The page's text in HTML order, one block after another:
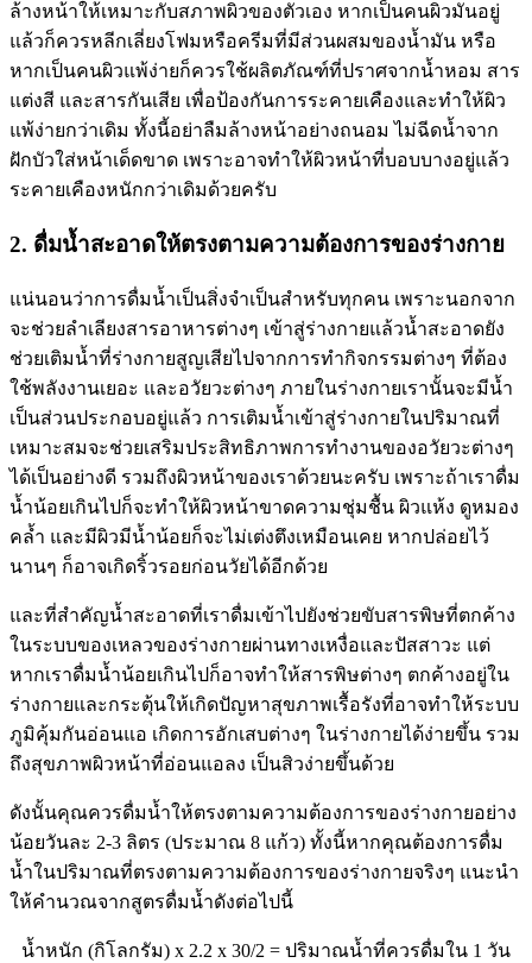
ล้างหน้าให้เหมาะกับสภาพผิวของตัวเอง หากเป็นคนผิวมันอยู่
แล้วก็ควรหลีกเลี่ยงโฟมหรือครีมที่มีส่วนผสมของน้ำมัน หรือ
หากเป็นคนผิวแพ้ง่ายก็ควรใช้ผลิตภัณฑ์ที่ปราศจากน้ำหอม สาร
แต่งสี และสารกันเสีย เพื่อป้องกันการระคายเคืองและทำให้ผิว
แพ้ง่ายกว่าเดิม ทั้งนี้อย่าลืมล้างหน้าอย่างถนอม ไม่ฉีดน้ำจาก
ฝักบัวใส่หน้าเด็ดขาด เพราะอาจทำให้ผิวหน้าที่บอบบางอยู่แล้ว
ระคายเคืองหนักกว่าเดิมด้วยครับ
2. ดื่มน้ำสะอาดให้ตรงตามความต้องการของร่างกาย
แน่นอนว่าการดื่มน้ำเป็นสิ่งจำเป็นสำหรับทุกคน เพราะนอกจาก
จะช่วยลำเลียงสารอาหารต่างๆ เข้าสู่ร่างกายแล้วน้ำสะอาดยัง
ช่วยเติมน้ำที่ร่างกายสูญเสียไปจากการทำกิจกรรมต่างๆ ที่ต้อง
ใช้พลังงานเยอะ และอวัยวะต่างๆ ภายในร่างกายเรานั้นจะมีน้ำ
เป็นส่วนประกอบอยู่แล้ว การเติมน้ำเข้าสู่ร่างกายในปริมาณที่
เหมาะสมจะช่วยเสริมประสิทธิภาพการทำงานของอวัยวะต่างๆ
ได้เป็นอย่างดี รวมถึงผิวหน้าของเราด้วยนะครับ เพราะถ้าเราดื่ม
น้ำน้อยเกินไปก็จะทำให้ผิวหน้าขาดความชุ่มชื้น ผิวแห้ง ดูหมอง
คล้ำ และมีผิวมีน้ำน้อยก็จะไม่เต่งตึงเหมือนเคย หากปล่อยไว้
นานๆ ก็อาจเกิดริ้วรอยก่อนวัยได้อีกด้วย
และที่สำคัญน้ำสะอาดที่เราดื่มเข้าไปยังช่วยขับสารพิษที่ตกค้าง
ในระบบของเหลวของร่างกายผ่านทางเหงื่อและปัสสาวะ แต่
หากเราดื่มน้ำน้อยเกินไปก็อาจทำให้สารพิษต่างๆ ตกค้างอยู่ใน
ร่างกายและกระตุ้นให้เกิดปัญหาสุขภาพเรื้อรังที่อาจทำให้ระบบ
ภูมิคุ้มกันอ่อนแอ เกิดการอักเสบต่างๆ ในร่างกายได้ง่ายขึ้น รวม
ถึงสุขภาพผิวหน้าที่อ่อนแอลง เป็นสิวง่ายขึ้นด้วย
ดังนั้นคุณควรดื่มน้ำให้ตรงตามความต้องการของร่างกายอย่าง
น้อยวันละ 2-3 ลิตร (ประมาณ 8 แก้ว) ทั้งนี้หากคุณต้องการดื่ม
น้ำในปริมาณที่ตรงตามความต้องการของร่างกายจริงๆ แนะนำ
ให้คำนวณจากสูตรดื่มน้ำดังต่อไปนี้
น้ำหนัก (กิโลกรัม) x 2.2 x 30/2 = ปริมาณน้ำที่ควรดื่มใน 1 วัน